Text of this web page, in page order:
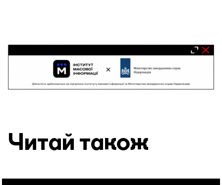
Читай також